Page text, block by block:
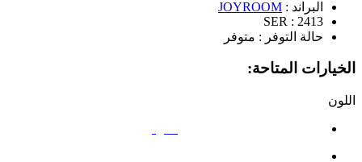
البراند : JOYROOM
SER : 2413
حالة التوفر : متوفر
الخيارات المتاحة:
اللون